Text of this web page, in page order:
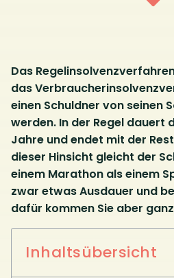
Das
das
einen Schuldner von seinen
werden. In der Regel dauert
Jahre und endet mit der
dieser Hinsicht gleicht der
einem Marathon als einem
zwar etwas Ausdauer und
dafür kommen Sie aber
Inhaltsübersicht